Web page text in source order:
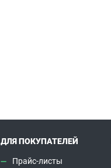
ДЛЯ ПОКУПАТЕЛЕЙ
Прайс-листы